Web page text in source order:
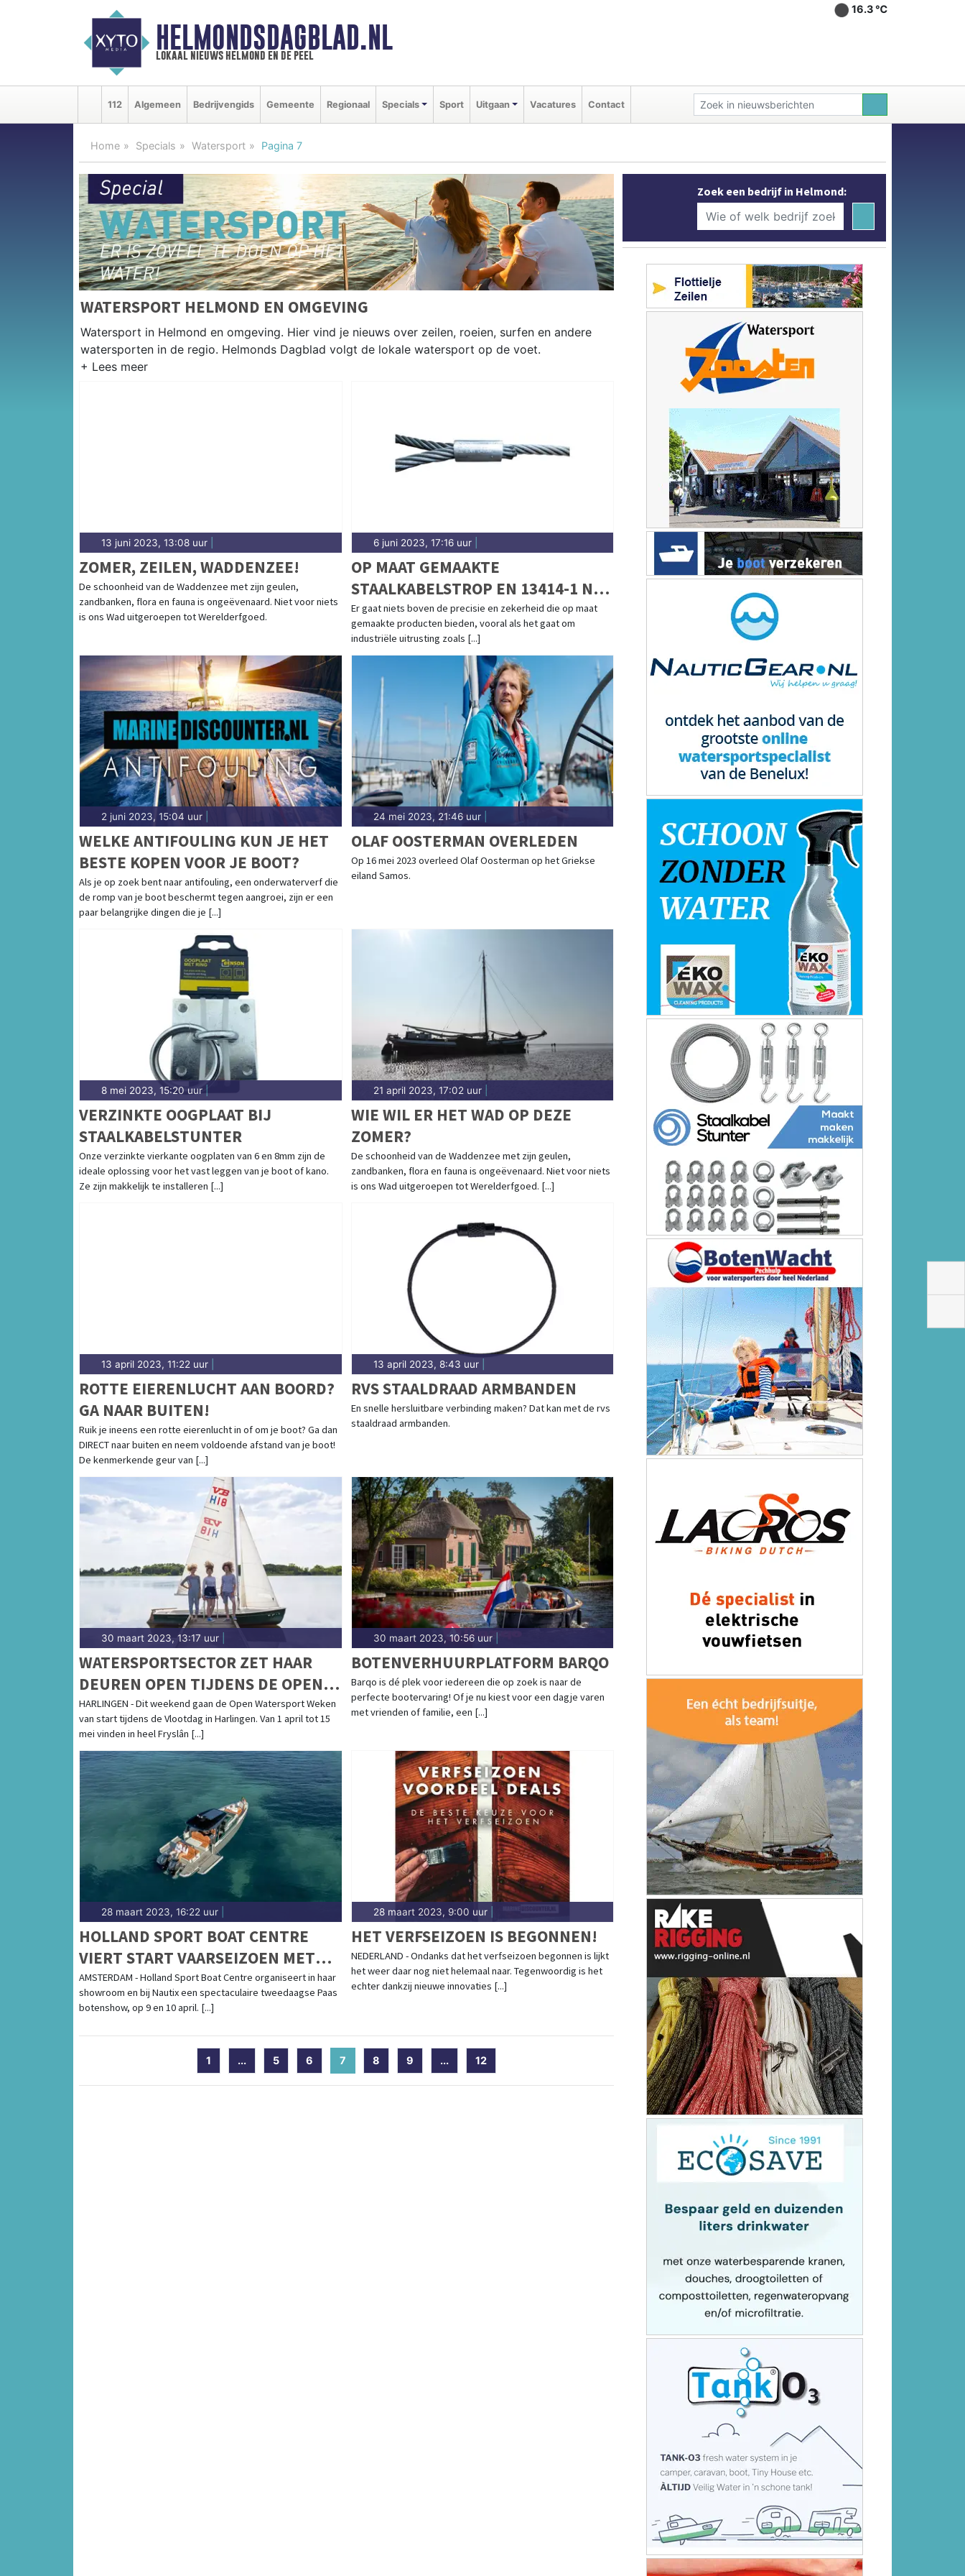
HELMONDSDAGBLAD.NL
lokaal nieuws helmond en de peel
16.3 ℃
112 Algemeen Bedrijvengids Gemeente Regionaal Specials Sport Uitgaan Vacatures Contact
Home Specials Watersport Pagina 7
WATERSPORT HELMOND EN OMGEVING
Watersport in Helmond en omgeving. Hier vind je nieuws over zeilen, roeien, surfen en andere
watersporten in de regio. Helmonds Dagblad volgt de lokale watersport op de voet.
13 juni 2023, 13:08 uur
ZOMER, ZEILEN, WADDENZEE!
De schoonheid van de Waddenzee met zijn geulen,
zandbanken, flora en fauna is ongeëvenaard. Niet voor niets
is ons Wad uitgeroepen tot Werelderfgoed.
6 juni 2023, 17:16 uur|
OP MAAT GEMAAKTE
STAALKABELSTROP EN 13414-1 NU
BESCHIKBAAR BIJ
STAALKABELSTUNTER
Er gaat niets boven de precisie en zekerheid die op maat
gemaakte producten bieden, vooral als het gaat om
industriële uitrusting zoals [...]
2 juni 2023, 15:04 uur
WELKE ANTIFOULING KUN JE HET
BESTE KOPEN VOOR JE BOOT?
Als je op zoek bent naar antifouling, een onderwaterverf die
de romp van je boot beschermt tegen aangroei, zijn er een
paar belangrijke dingen die je [...]
24 mei 2023, 21:46 uur|
OLAF OOSTERMAN OVERLEDEN
Op 16 mei 2023 overleed Olaf Oosterman op het Griekse
eiland Samos.
8 mei 2023, 15:20 uur|
VERZINKTE OOGPLAAT BIJ
STAALKABELSTUNTER
Onze verzinkte vierkante oogplaten van 6 en 8mm zijn de
ideale oplossing voor het vast leggen van je boot of kano.
Ze zijn makkelijk te installeren [...]
21 april 2023, 17:02 uur|
WIE WIL ER HET WAD OP DEZE
ZOMER?
De schoonheid van de Waddenzee met zijn geulen,
zandbanken, flora en fauna is ongeëvenaard. Niet voor niets
is ons Wad uitgeroepen tot Werelderfgoed. [...]
13 april 2023, 11:22 uur
ROTTE EIERENLUCHT AAN BOORD?
GA NAAR BUITEN!
Ruik je ineens een rotte eierenlucht in of om je boot? Ga dan
DIRECT naar buiten en neem voldoende afstand van je boot!
De kenmerkende geur van [...]
13 april 2023, 8:43 uur|
RVS STAALDRAAD ARMBANDEN
En snelle hersluitbare verbinding maken? Dat kan met de rvs
staaldraad armbanden.
30 maart 2023, 13:17 uur
WATERSPORTSECTOR ZET HAAR
DEUREN OPEN TIJDENS DE OPEN
WATERSPORT WEKEN
HARLINGEN - Dit weekend gaan de Open Watersport Weken
van start tijdens de Vlootdag in Harlingen. Van 1 april tot 15
mei vinden in heel Fryslân [...]
30 maart 2023, 10:56 uur|
BOTENVERHUURPLATFORM BARQO
Barqo is dé plek voor iedereen die op zoek is naar de
perfecte bootervaring! Of je nu kiest voor een dagje varen
met vrienden of familie, een [...]
28 maart 2023, 16:22 uur
HOLLAND SPORT BOAT CENTRE
VIERT START VAARSEIZOEN MET
TWEEDAAGSE PAAS BOTENSHOW
AMSTERDAM - Holland Sport Boat Centre organiseert in haar
showroom en bij Nautix een spectaculaire tweedaagse Paas
botenshow, op 9 en 10 april. [...]
28 maart 2023, 9:00 uur|
HET VERFSEIZOEN IS BEGONNEN!
NEDERLAND - Ondanks dat het verfseizoen begonnen is lijkt
het weer daar nog niet helemaal naar. Tegenwoordig is het
echter dankzij nieuwe innovaties [...]
1 ... 5 6 7 (current)
8 9 ... 12
Zoek een bedrijf in Helmond: